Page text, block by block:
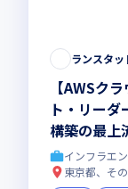
ランスタ
【AWSク
ト・リー
構築の最上
クリード┃
インフラエ
東京都、そ